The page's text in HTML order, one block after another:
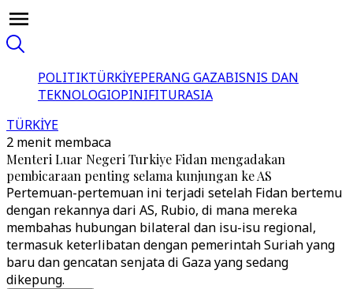
POLITIKTÜRKİYEPERANG GAZABISNIS DAN
TEKNOLOGIOPINIFITURASIA
TÜRKİYE
2 menit membaca
Menteri Luar Negeri Turkiye Fidan mengadakan
pembicaraan penting selama kunjungan ke AS
Pertemuan-pertemuan ini terjadi setelah Fidan bertemu
dengan rekannya dari AS, Rubio, di mana mereka
membahas hubungan bilateral dan isu-isu regional,
termasuk keterlibatan dengan pemerintah Suriah yang
baru dan gencatan senjata di Gaza yang sedang
dikepung.